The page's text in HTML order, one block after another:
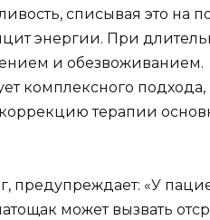
списывая это на
энергии. При
и обезвоживанием.
комплексного подхода,
терапии
предупреждает: «У
может вызвать